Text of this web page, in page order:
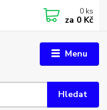
Menu
Hledat
0 ks
za 0 Kč